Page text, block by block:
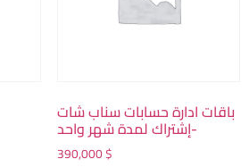
باقات ادارة حسابات سناب شات
-إشتراك لمدة شهر واحد
390,000$